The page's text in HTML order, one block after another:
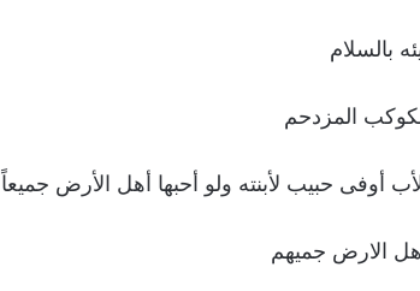
بالسلام
المزدحم
حبيب لأبنته ولو أحبها أهل الأرض جميعاً
الارض جميهم